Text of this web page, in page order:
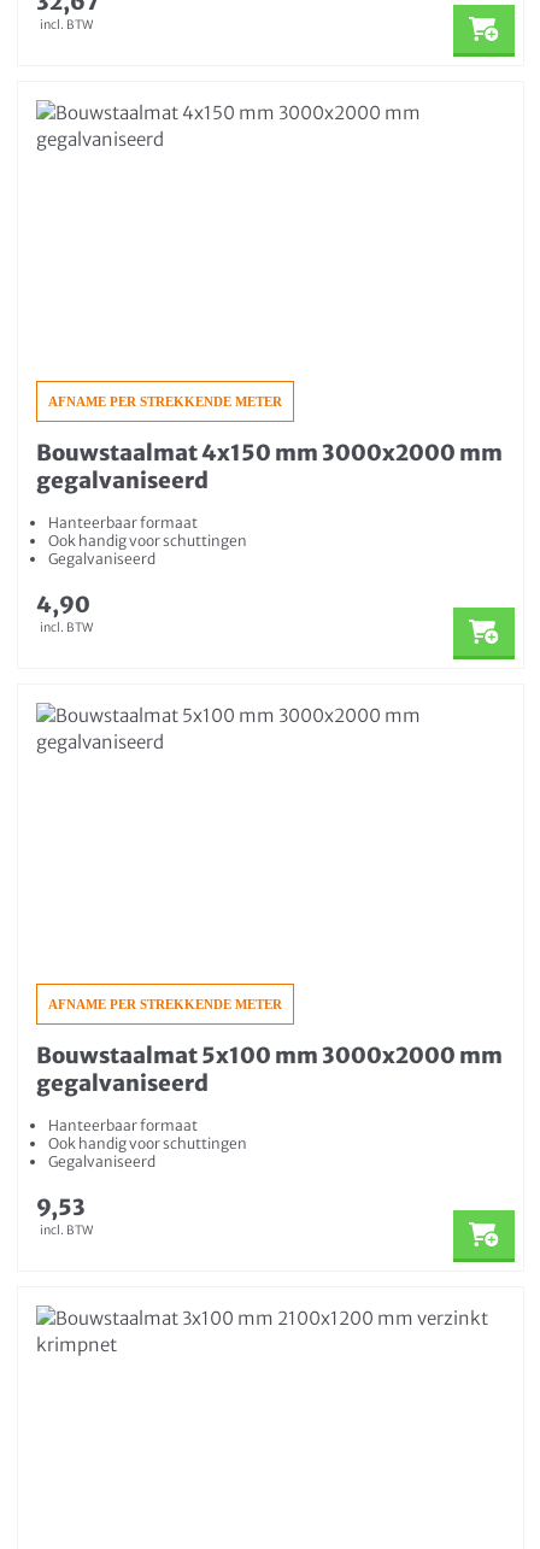
incl. BTW
AFNAME PER STREKKENDE METER
Bouwstaalmat 4x150 mm 3000x2000 mm
gegalvaniseerd
Hanteerbaar formaat
Ook handig voor schuttingen
Gegalvaniseerd
4,90
incl. BTW
AFNAME PER STREKKENDE METER
Bouwstaalmat 5x100 mm 3000x2000 mm
gegalvaniseerd
Hanteerbaar formaat
Ook handig voor schuttingen
Gegalvaniseerd
9,53
incl. BTW